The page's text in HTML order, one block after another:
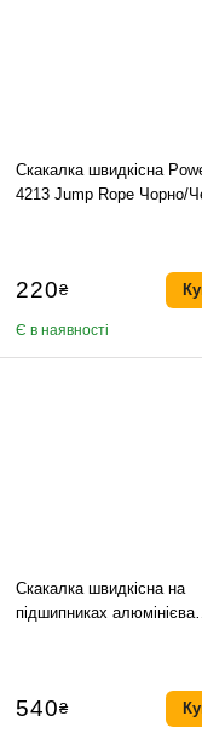
Скакалка швидкісна
4213 Jump Rope Чорно/
220₴
Є в наявності
Скакалка швидкісна на
підшипниках алюмінієва
540₴